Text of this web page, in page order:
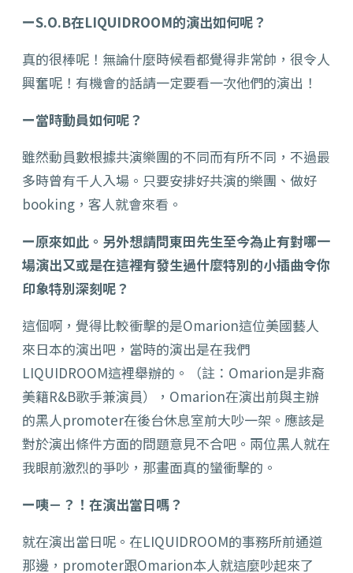
ーS.O.B在LIQUIDROOM的演出如何呢？
真的很棒呢！無論什麼時候看都覺得非常帥，很令人
興奮呢！有機會的話請一定要看一次他們的演出！
ー當時動員如何呢？
雖然動員數根據共演樂團的不同而有所不同，不過最
多時曾有千人入場。只要安排好共演的樂團、做好
booking，客人就會來看。
ー原來如此。另外想請問東田先生至今為止有對哪一
場演出又或是在這裡有發生過什麼特別的小插曲令你
印象特別深刻呢？
這個啊，覺得比較衝擊的是Omarion這位美國藝人
來日本的演出吧，當時的演出是在我們
LIQUIDROOM這裡舉辦的。（註：Omarion是非裔
美籍R&B歌手兼演員），Omarion在演出前與主辦
的黑人promoter在後台休息室前大吵一架。應該是
對於演出條件方面的問題意見不合吧。兩位黑人就在
我眼前激烈的爭吵，那畫面真的蠻衝擊的。
ー咦－？！在演出當日嗎？
就在演出當日呢。在LIQUIDROOM的事務所前通道
那邊，promoter跟Omarion本人就這麼吵起來了